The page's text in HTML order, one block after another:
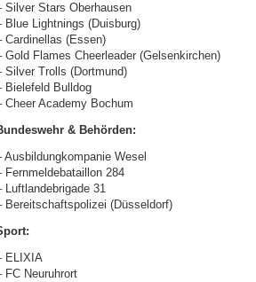
Silver Stars Oberhausen
Blue Lightnings (Duisburg)
Cardinellas (Essen)
Gold Flames Cheerleader (Gelsenkirchen)
Silver Trolls (Dortmund)
Bielefeld Bulldog
Cheer Academy Bochum
& Behörden:
Ausbildungkompanie Wesel
Fernmeldebataillon 284
Luftlandebrigade 31
Bereitschaftspolizei (Düsseldorf)
ELIXIA
FC Neuruhrort